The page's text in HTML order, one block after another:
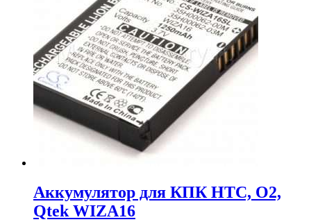
Аккумулятор для КПК HTC, O2,
Qtek WIZA16